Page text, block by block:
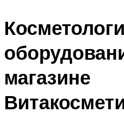
магазине